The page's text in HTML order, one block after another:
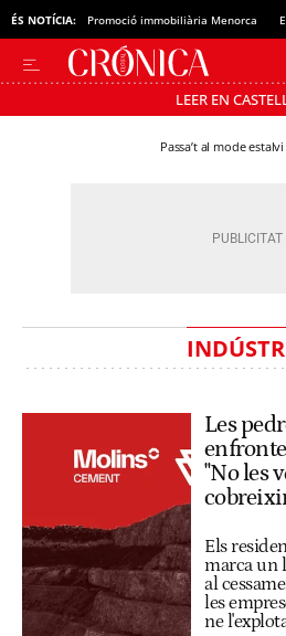
ÉS NOTÍCIA: Promoció immobiliària Menorca
LEER EN
Passa’t al mode estalvi
Les
"No les
Els
marca un
al
les
ne